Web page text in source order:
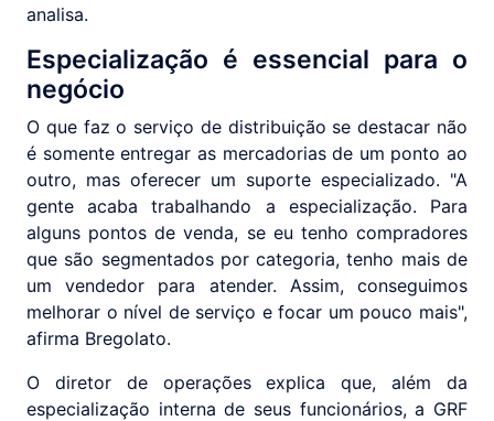
analisa.
Especialização é essencial para o
negócio
O que faz o serviço de distribuição se destacar não
é somente entregar as mercadorias de um ponto ao
outro, mas oferecer um suporte especializado. "A
gente acaba trabalhando a especialização. Para
alguns pontos de venda, se eu tenho compradores
que são segmentados por categoria, tenho mais de
um vendedor para atender. Assim, conseguimos
melhorar o nível de serviço e focar um pouco mais",
afirma Bregolato.
O diretor de operações explica que, além da
especialização interna de seus funcionários, a GRF